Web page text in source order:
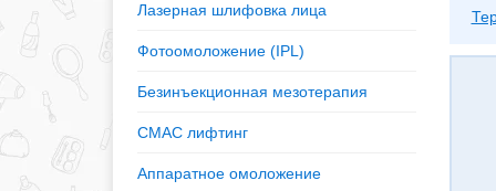
Лазерная шлифовка лица
Фотоомоложение (IPL)
Безинъекционная мезотерапия
СМАС лифтинг
Аппаратное омоложение